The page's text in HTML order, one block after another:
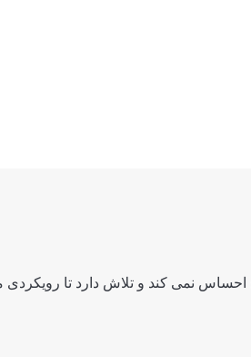
نمی کند و تلاش دارد تا رویکردی